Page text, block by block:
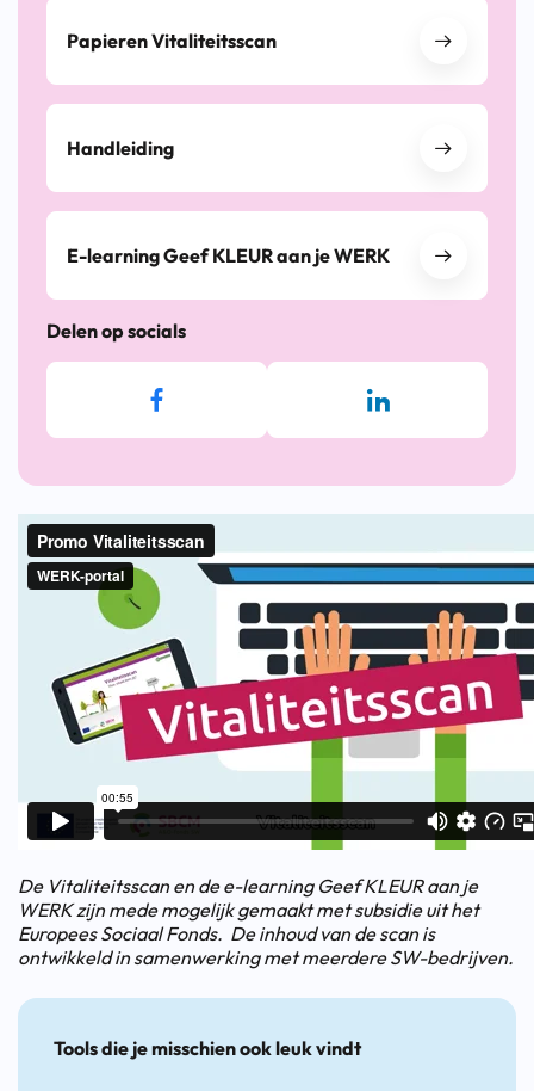
Papieren Vitaliteitsscan
Handleiding
E-learning Geef KLEUR aan je WERK
Delen op socials
De Vitaliteitsscan en de e-learning Geef KLEUR aan je
WERK zijn mede mogelijk gemaakt met subsidie uit het
Europees Sociaal Fonds. De inhoud van de scan is
ontwikkeld in samenwerking met meerdere SW-bedrijven.
Tools die je misschien ook leuk vindt